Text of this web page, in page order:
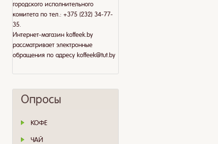
городского исполнительного
комитета по тел.: +375 (232) 34-77-
35.
Интернет-магазин koffeek.by
рассматривает электронные
обращения по адресу koffeek@tut.by
Опросы
КОФЕ
ЧАЙ